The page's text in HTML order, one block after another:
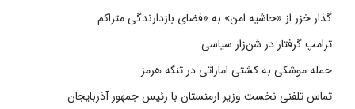
گذار خزر از «حاشیه امن» به «فضای بازدارندگی متراکم
ترامپ گرفتار در شن‌زار سیاسی
حمله موشکی به کشتی اماراتی در تنگه هرمز
تماس تلفنی نخست وزیر ارمنستان با رئیس جمهور آذربایجان